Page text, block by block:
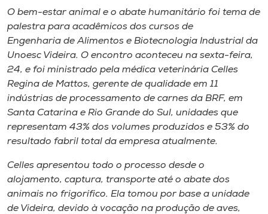
Unoesc
Store
Selecione
o idioma
A+
O bem-estar animal e o abate humanitário foi tema de
palestra para acadêmicos dos cursos de
Engenharia de Alimentos e Biotecnologia Industrial da
Unoesc Videira. O encontro aconteceu na sexta-feira,
24, e foi ministrado pela médica veterinária Celles
Regina de Mattos, gerente de qualidade em 11
indústrias de processamento de carnes da BRF, em
Santa Catarina e Rio Grande do Sul, unidades que
representam 43% dos volumes produzidos e 53% do
resultado fabril total da empresa atualmente.
Celles apresentou todo o processo desde o
alojamento, captura, transporte até o abate dos
animais no frigorífico. Ela tomou por base a unidade
de Videira, devido à vocação na produção de aves,